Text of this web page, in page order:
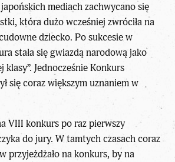
mediach zachwycano się
która dużo wcześniej zwróciła na
dziecko. Po sukcesie w
stała się gwiazdą narodową jako
klasy”. Jednocześnie Konkurs
się coraz większym uznaniem w
VIII konkurs po raz pierwszy
do jury. W tamtych czasach coraz
przyjeżdżało na konkurs, by na